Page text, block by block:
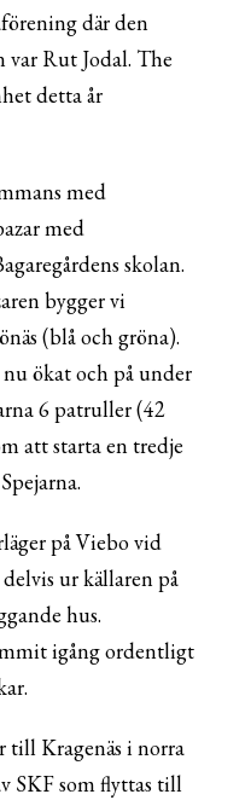
där den
Rut Jodal. The
detta år
med
med
skolan.
bygger vi
(blå och gröna).
ökat och på under
6 patruller (42
att starta en tredje
på Viebo vid
ur källaren på
hus.
igång ordentligt
till Kragenäs i norra
SKF som flyttas till